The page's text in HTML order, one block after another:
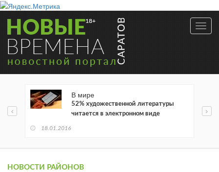
В мире
52% художественной литературы
читается в электронном виде
18.01.2016
НОВОСТИ РАЙОНОВ